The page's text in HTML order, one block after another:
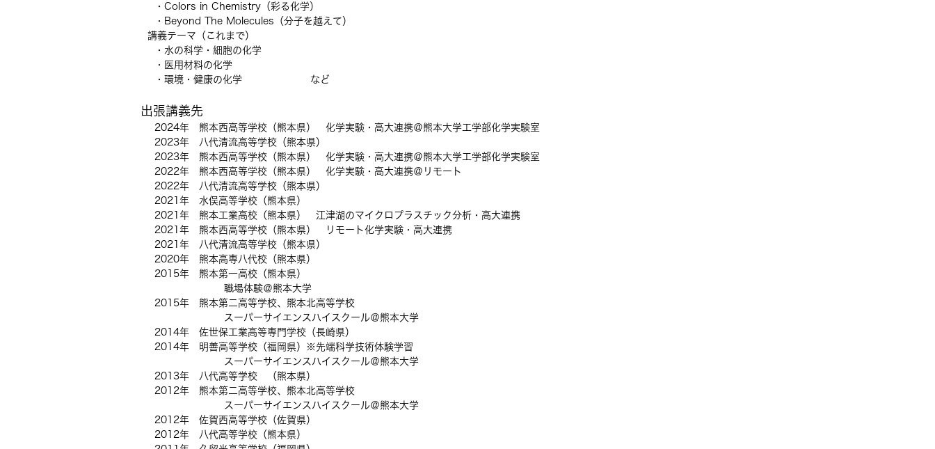
・Colors in Chemistry（彩る化学）
・Beyond The Molecules（分子を越えて）
講義テーマ（これまで）
・水の科学・細胞の化学
・医用材料の化学
・環境・健康の化学 など
出張講義先
2024年 熊本西高等学校（熊本県） 化学実験・高大連携＠熊本大学工学部化学実験室
2023年 八代清流高等学校（熊本県）
2023年 熊本西高等学校（熊本県） 化学実験・高大連携＠熊本大学工学部化学実験室
2022年 熊本西高等学校（熊本県） 化学実験・高大連携＠リモート
2022年 八代清流高等学校（熊本県）
2021年 水俣高等学校（熊本県）
2021年 熊本工業高校（熊本県） 江津湖のマイクロプラスチック分析・高大連携
2021年 熊本西高等学校（熊本県） リモート化学実験・高大連携
2021年 八代清流高等学校（熊本県）
2020年 熊本高専八代校（熊本県）
2015年 熊本第一高校（熊本県）
職場体験＠熊本大学
2015年 熊本第二高等学校、熊本北高等学校
スーパーサイエンスハイスクール＠熊本大学
2014年 佐世保工業高等専門学校（長崎県）
2014年 明善高等学校（福岡県）※先端科学技術体験学習
スーパーサイエンスハイスクール＠熊本大学
2013年 八代高等学校 （熊本県）
2012年 熊本第二高等学校、熊本北高等学校
スーパーサイエンスハイスクール＠熊本大学
2012年 佐賀西高等学校（佐賀県）
2012年 八代高等学校（熊本県）